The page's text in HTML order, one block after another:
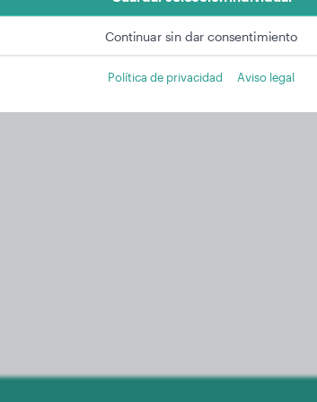
Más información en nuestra política de privacidad
Continuar sin dar consentimiento
Política de privacidad Aviso legal